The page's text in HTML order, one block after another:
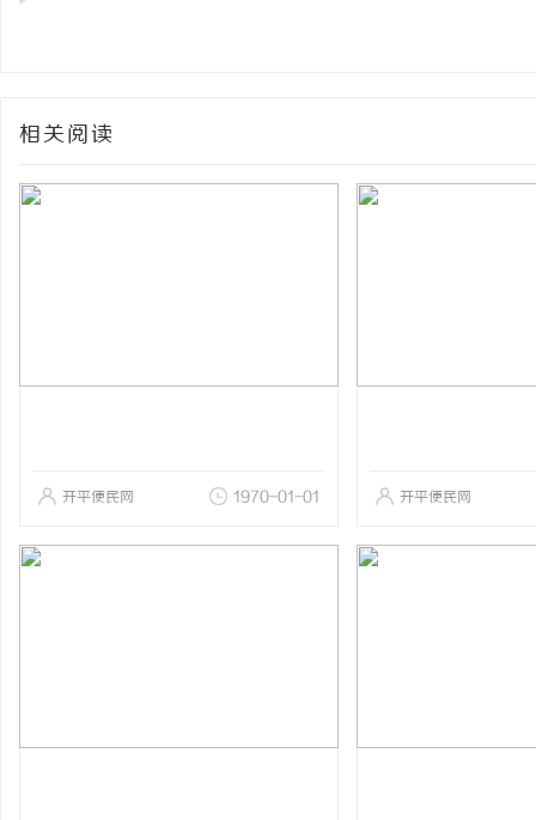
相关阅读
开平便民网 1970-01-01 开平便民网